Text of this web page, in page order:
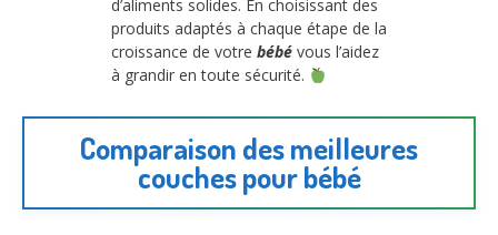
d’aliments solides. En choisissant des
produits adaptés à chaque étape de la
croissance de votre bébé vous l’aidez
à grandir en toute sécurité.
Comparaison des meilleures
couches pour bébé